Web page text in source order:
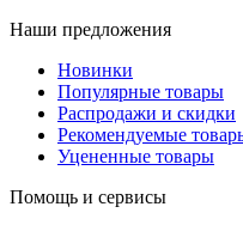
Наши предложения
Новинки
Популярные товары
Распродажи и скидки
Рекомендуемые
Уцененные товары
Помощь и сервисы